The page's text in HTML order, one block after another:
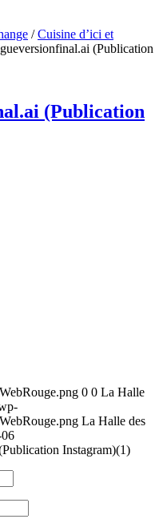
/ Cuisine d’ici et
(Publication
(Publication
0 0 La Halle
La Halle des
Instagram)(1)